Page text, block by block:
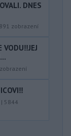
DNES
891 zobrazení
VODU‼️JEJ
zobrazení
| 5844